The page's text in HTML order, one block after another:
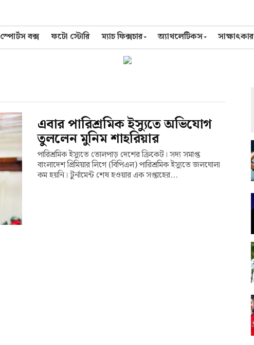
স্পোর্টস বক্স ফটো স্টোরি ম্যাচ ফিক্সচার অ্যাথলেটিকস সাক্ষাৎকার
এবার পারিশ্রমিক ইস্যুতে অভিযোগ
তুললেন মুনিম শাহরিয়ার
পারিশ্রমিক ইস্যুতে তোলপাড় দেশের ক্রিকেট। সদ্য সমাপ্ত
বাংলাদেশ প্রিমিয়ার লিগে (বিপিএল) পারিশ্রমিক ইস্যুতে জলঘোলা
কম হয়নি। টুর্নামেন্ট শেষ হওয়ার এক সপ্তাহের...